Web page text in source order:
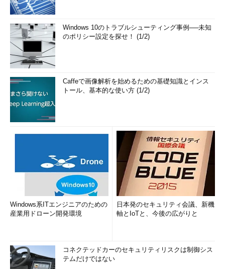
Windows 10のトラブルシューティング事例──未知
のポリシー設定を探せ！ (1/2)
Caffeで画像解析を始めるための基礎知識とインス
トール、基本的な使い方 (1/2)
Windows系ITエンジニアのための
産業用ドローン開発環境
日本発のセキュリティ会議、新機
軸とIoTと、今後の広がりと
コネクテッドカーのセキュリティリスクは制御シス
テムだけではない